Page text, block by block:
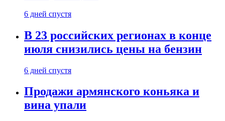
6 дней спустя
В 23 российских регионах в конце
июля снизились цены на бензин
6 дней спустя
Продажи армянского коньяка и
вина упали